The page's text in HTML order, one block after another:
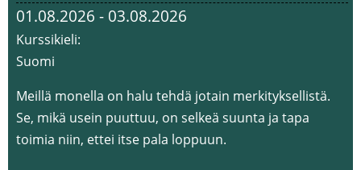
01.08.2026 - 03.08.2026
Kurssikieli:
Suomi
Meillä monella on halu tehdä jotain merkityksellistä.
Se, mikä usein puuttuu, on selkeä suunta ja tapa
toimia niin, ettei itse pala loppuun.